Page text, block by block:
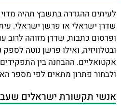
לעיתים ההגדרה בתשבץ תהיה
שדרן ישראלי או פרשן ישראלי.
ופרסום כתבות, שדרן מזוהה לרוב
ובטלוויזיה, ואילו פרשן נוטה
אקטואליים. ההבחנה בין
ולבחור פתרון מתאים לפי מספר
אנשי תקשורת ישראלים